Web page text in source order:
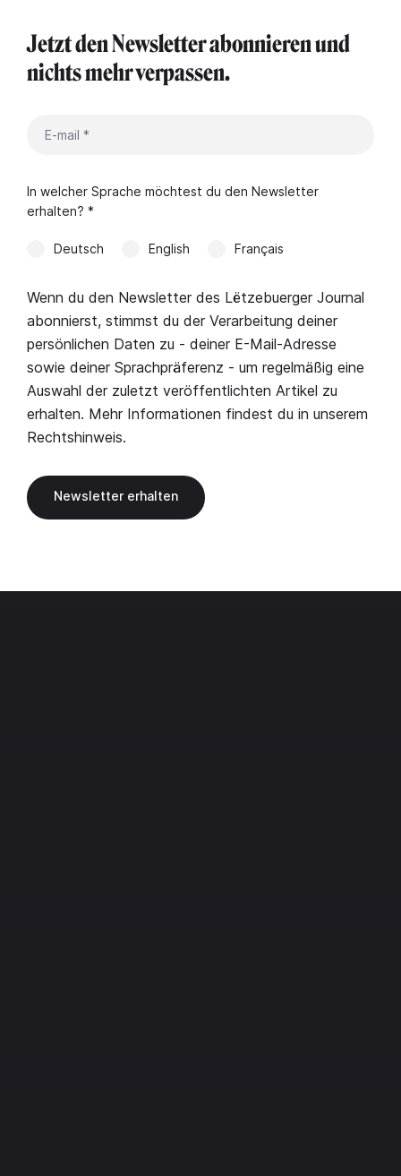
Jetzt den Newsletter abonnieren und
nichts mehr verpassen.
In welcher Sprache möchtest du den Newsletter
erhalten? *
Deutsch English Français
Wenn du den Newsletter des Lëtzebuerger Journal
abonnierst, stimmst du der Verarbeitung deiner
persönlichen Daten zu - deiner E-Mail-Adresse
sowie deiner Sprachpräferenz - um regelmäßig eine
Auswahl der zuletzt veröffentlichten Artikel zu
erhalten. Mehr Informationen findest du in unserem
Rechtshinweis.